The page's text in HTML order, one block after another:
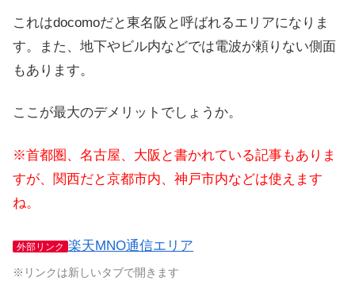
これはdocomoだと東名阪と呼ばれるエリアになりま
す。また、地下やビル内などでは電波が頼りない側面
もあります。
ここが最大のデメリットでしょうか。
※首都圏、名古屋、大阪と書かれている記事もありま
すが、関西だと京都市内、神戸市内などは使えます
ね。
外部リンク 楽天MNO通信エリア
※リンクは新しいタブで開きます